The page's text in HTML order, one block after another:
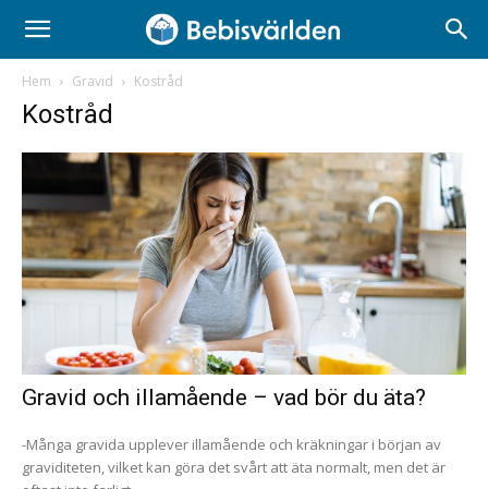
Hem Gravid Kostråd
Kostråd
Gravid och illamående – vad bör du äta?
-Många gravida upplever illamående och kräkningar i början av
graviditeten, vilket kan göra det svårt att äta normalt, men det är